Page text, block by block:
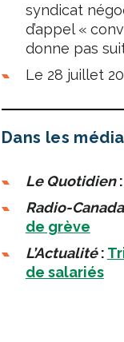
syndicat
d’appel «
donne pas
Le 28 juillet
Dans les
Le Quotidien:
Radio-Canada
de grève
L’Actualité:
de salariés